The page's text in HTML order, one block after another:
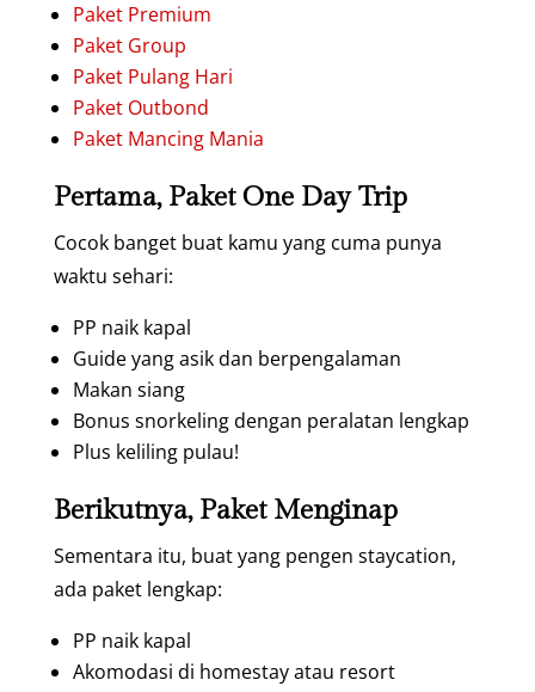
Paket Premium
Paket Group
Paket Pulang Hari
Paket Outbond
Paket Mancing Mania
Pertama, Paket One Day Trip
Cocok banget buat kamu yang cuma punya
waktu sehari:
PP naik kapal
Guide yang asik dan berpengalaman
Makan siang
Bonus snorkeling dengan peralatan lengkap
Plus keliling pulau!
Berikutnya, Paket Menginap
Sementara itu, buat yang pengen staycation,
ada paket lengkap:
PP naik kapal
Akomodasi di homestay atau resort